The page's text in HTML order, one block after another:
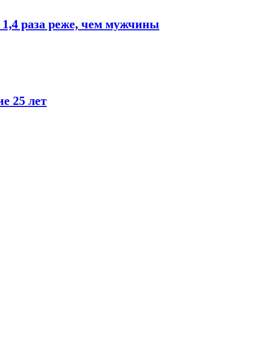
раза реже, чем мужчины
25 лет